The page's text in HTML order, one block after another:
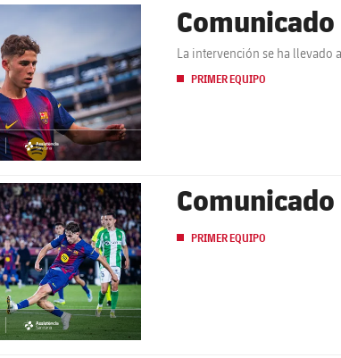
asistencia
La intervención se ha llevado
PRIMER EQUIPO
asistencia
PRIMER EQUIPO